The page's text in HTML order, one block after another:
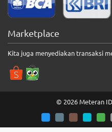
Marketplace
Kita juga menyediakan transaksi
© 2026 Meteran